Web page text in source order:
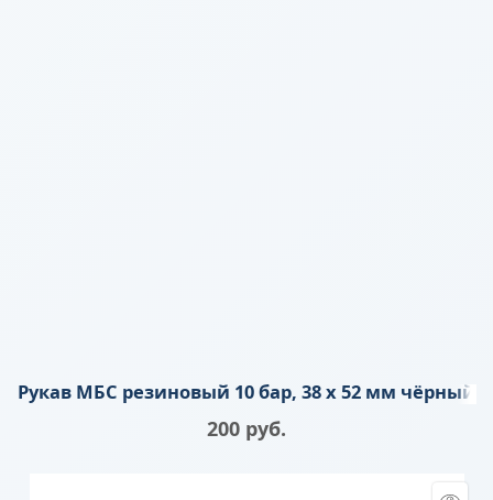
Рукав МБС резиновый 10 бар, 38 х 52 мм чёрный
200 руб.